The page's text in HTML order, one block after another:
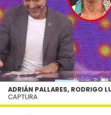
ADRIÁN PALLARES, RODRIGO
CAPTURA